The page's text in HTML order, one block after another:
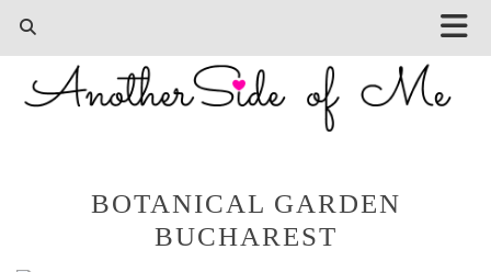
BOTANICAL GARDEN
BUCHAREST